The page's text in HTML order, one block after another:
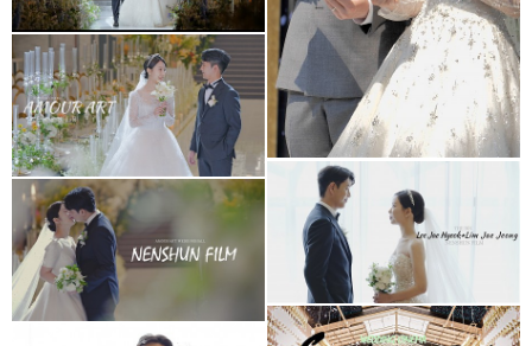
아모르아트웨딩홀
아모르홀
더빈웨딩컨벤션
(대표2인프리미엄)
아모르아트웨딩컨벤션
아모르홀1인3캠